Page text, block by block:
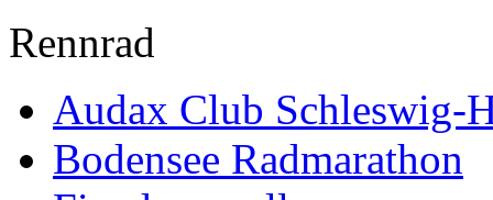
Rennrad
Audax Club Schleswig-
Bodensee Radmarathon